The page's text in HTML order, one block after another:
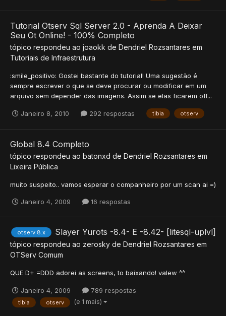
Tutorial Otserv Sql Server 2.0 - Aprenda A Deixar
Seu Ot Online! - 100% Completo
tópico respondeu ao joaokk de Dendriel Rozsantares em
Tutoriais de Infraestrutura
:smile_positivo: Gostei bastante do tutorial! Uma sugestão é
sempre escrever o que se deve procurar ou modificar em um
arquivo sem depender das imagens. Assim se elas ficarem off...
Janeiro 8, 2010 292 respostas tibia otserv
Global 8.4 Completo
tópico respondeu ao batonxd de Dendriel Rozsantares em
Lixeira Pública
muito suspeito.. vamos esperar o companheiro por um scan ai =)
Janeiro 4, 2009 16 respostas
otserv 8.x Slayer Yurots -8.4- E -8.42- [litesql-uplvl]
tópico respondeu ao zerosky de Dendriel Rozsantares em
OTServ Comum
QUE D+ =DDD adorei as screens, to baixando! valew ^^
Janeiro 4, 2009 789 respostas
tibia otserv (e 1 mais)